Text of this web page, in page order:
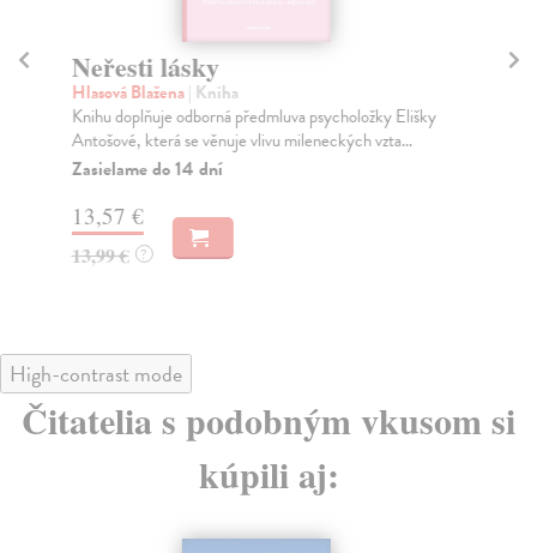
Neřesti lásky
Hlasová Blažena| Kniha
Knihu doplňuje odborná předmluva psycholožky Elišky
Antošové, která se věnuje vlivu mileneckých vzta...
Zasielame do 14 dní
13,57 €
13,99 € ?
High-contrast mode
Čitatelia s podobným vkusom si
kúpili aj: